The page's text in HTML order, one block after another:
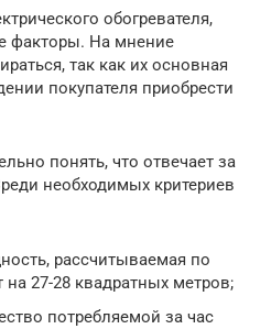
обогревателя,
факторы. На мнение
так как их основная
покупателя приобрести
понять, что отвечает за
необходимых критериев
рассчитываемая по
27-28 квадратных метров;
потребляемой за час